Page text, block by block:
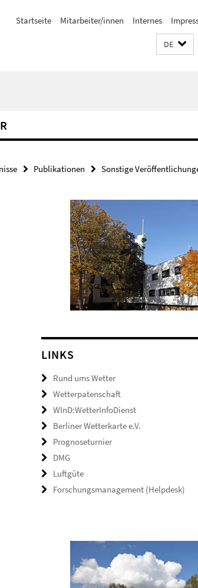
Startseite Mitarbeiter/innen Internes
DE
Publikationen Sonstige
LINKS
Rund ums Wetter
Wetterpatenschaft
WInD:WetterInfoDienst
Berliner Wetterkarte e.V.
Prognoseturnier
DMG
Luftgüte
Forschungsmanagement (Helpdesk)